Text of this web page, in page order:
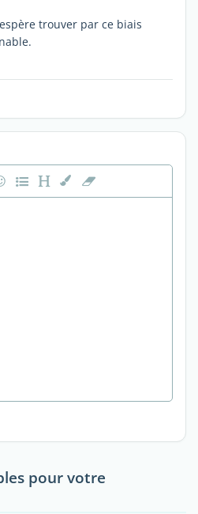
trouver par ce biais
pour votre